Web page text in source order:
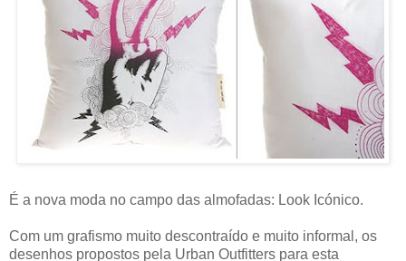
É a nova moda no campo das almofadas: Look Icónico.
Com um grafismo muito descontraído e muito informal, os
desenhos propostos pela Urban Outfitters para esta